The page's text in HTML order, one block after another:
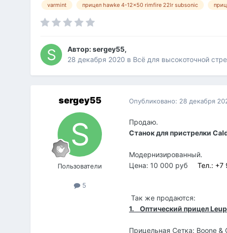
varmint
прицел hawke 4-12x50 rimfire 22lr subsonic
Автор:sergey55,
28 декабря 2020 в Всё для высокоточной
sergey55
Пользователи
5
Опубликовано: 28 декабря
Продаю.
Станок для пристрелки
Модернизированный.
Цена: 10 000 рубТел.: +7
Так же продаются:
1.
Оптический прицел
Прицельная Сетка: Boone &